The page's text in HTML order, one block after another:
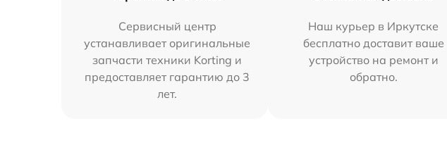
Сервисный центр
устанавливает оригинальные
запчасти техники Korting и
предоставляет гарантию до 3
лет.
Наш курьер в Иркутске
бесплатно доставит ваше
устройство на ремонт и
обратно.